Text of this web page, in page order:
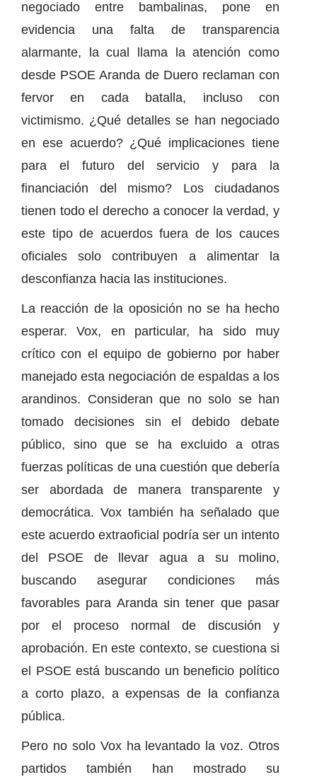
negociado entre bambalinas, pone en
evidencia una falta de transparencia
alarmante, la cual llama la atención como
desde PSOE Aranda de Duero reclaman con
fervor en cada batalla, incluso con
victimismo. ¿Qué detalles se han negociado
en ese acuerdo? ¿Qué implicaciones tiene
para el futuro del servicio y para la
financiación del mismo? Los ciudadanos
tienen todo el derecho a conocer la verdad, y
este tipo de acuerdos fuera de los cauces
oficiales solo contribuyen a alimentar la
desconfianza hacia las instituciones.
La reacción de la oposición no se ha hecho
esperar. Vox, en particular, ha sido muy
crítico con el equipo de gobierno por haber
manejado esta negociación de espaldas a los
arandinos. Consideran que no solo se han
tomado decisiones sin el debido debate
público, sino que se ha excluido a otras
fuerzas políticas de una cuestión que debería
ser abordada de manera transparente y
democrática. Vox también ha señalado que
este acuerdo extraoficial podría ser un intento
del PSOE de llevar agua a su molino,
buscando asegurar condiciones más
favorables para Aranda sin tener que pasar
por el proceso normal de discusión y
aprobación. En este contexto, se cuestiona si
el PSOE está buscando un beneficio político
a corto plazo, a expensas de la confianza
pública.
Pero no solo Vox ha levantado la voz. Otros
partidos también han mostrado su